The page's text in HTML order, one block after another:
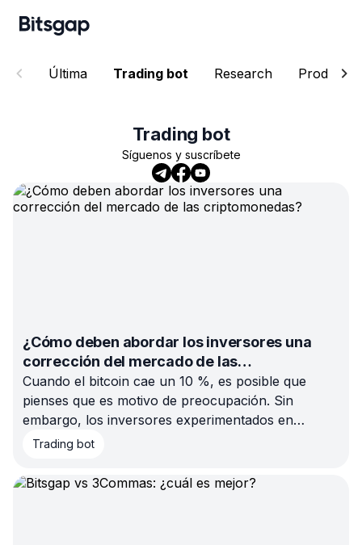
Última Trading bot Research Product
Trading bot
Síguenos y suscríbete
¿Cómo deben abordar los inversores una
corrección del mercado de las
criptomonedas?
Cuando el bitcoin cae un 10 %, es posible que
pienses que es motivo de preocupación. Sin
embargo, los inversores experimentados en
criptomonedas saben que puede tratarse de una
Trading bot